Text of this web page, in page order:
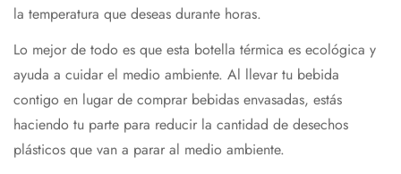
la temperatura que deseas durante horas.
Lo mejor de todo es que esta botella térmica es ecológica y
ayuda a cuidar el medio ambiente. Al llevar tu bebida
contigo en lugar de comprar bebidas envasadas, estás
haciendo tu parte para reducir la cantidad de desechos
plásticos que van a parar al medio ambiente.